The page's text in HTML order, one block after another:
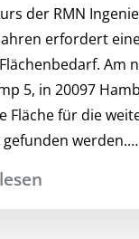
der RMN
erfordert
Am
5, in 20097
Fläche für die
werden.…